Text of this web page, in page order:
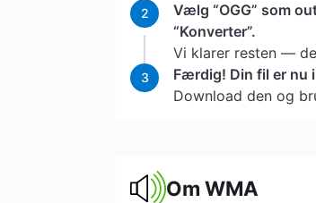
2
Vælg “OGG” som
“Konverter”.
Vi klarer resten —
3
Færdig! Din fil er nu
Download den og
Om WMA